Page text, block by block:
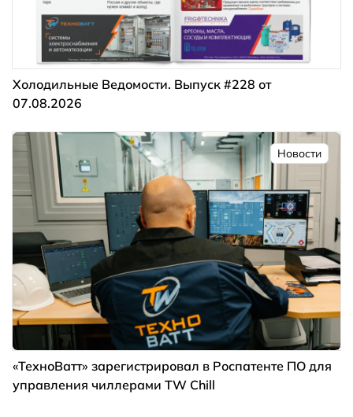
Холодильные Ведомости. Выпуск #228 от
07.08.2026
Новости
«ТехноВатт» зарегистрировал в Роспатенте ПО для
управления чиллерами TW Chill